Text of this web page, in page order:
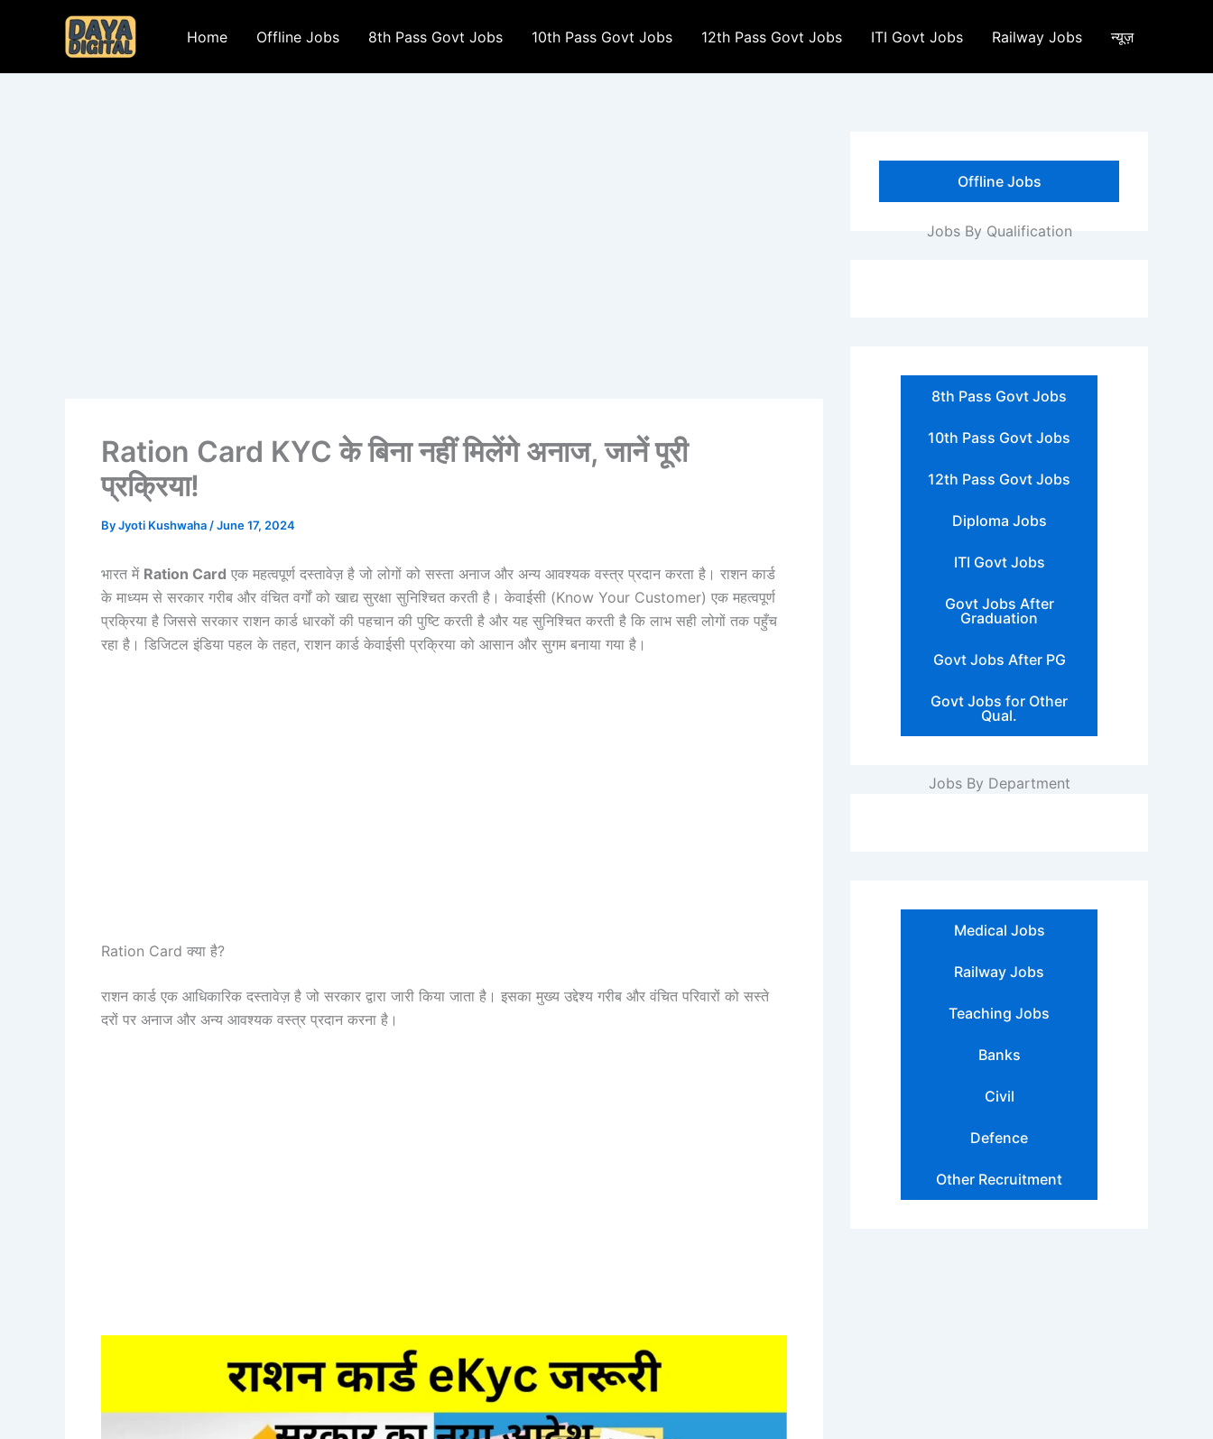
Home Offline Jobs 8th Pass Govt Jobs 10th Pass Govt Jobs 12th Pass Govt Jobs ITI Govt Jobs Railway Jobs न्यूज़
Ration Card KYC के बिना नहीं मिलेंगे अनाज, जानें पूरी
प्रक्रिया!
ByJyoti Kushwaha /June 17, 2024
भारत में Ration Card एक महत्वपूर्ण दस्तावेज़ है जो लोगों को सस्ता अनाज और अन्य आवश्यक वस्त्र प्रदान करता है। राशन कार्ड
के माध्यम से सरकार गरीब और वंचित वर्गों को खाद्य सुरक्षा सुनिश्चित करती है। केवाईसी (Know Your Customer) एक महत्वपूर्ण
प्रक्रिया है जिससे सरकार राशन कार्ड धारकों की पहचान की पुष्टि करती है और यह सुनिश्चित करती है कि लाभ सही लोगों तक पहुँच
रहा है। डिजिटल इंडिया पहल के तहत, राशन कार्ड केवाईसी प्रक्रिया को आसान और सुगम बनाया गया है।
Ration Card क्या है?
राशन कार्ड एक आधिकारिक दस्तावेज़ है जो सरकार द्वारा जारी किया जाता है। इसका मुख्य उद्देश्य गरीब और वंचित परिवारों को सस्ते
दरों पर अनाज और अन्य आवश्यक वस्त्र प्रदान करना है।
Offline Jobs
Jobs By Qualification
8th Pass Govt Jobs
10th Pass Govt Jobs
12th Pass Govt Jobs
Diploma Jobs
ITI Govt Jobs
Govt Jobs After
Graduation
Govt Jobs After PG
Govt Jobs for Other
Qual.
Jobs By Department
Medical Jobs
Railway Jobs
Teaching Jobs
Banks
Civil
Defence
Other Recruitment